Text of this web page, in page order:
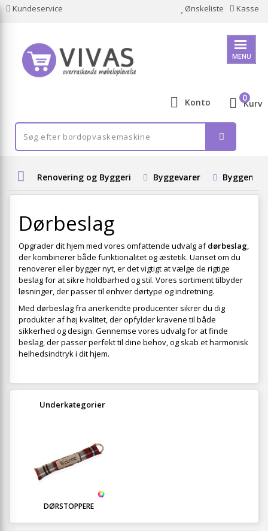
Kundeservice Ønskeliste Kasse
MENU
Konto Kurv
0
Renovering og Byggeri Byggevarer
Dørbeslag
Opgrader dit hjem med vores omfattende udvalg afdørbeslag,
der kombinerer både funktionalitet og æstetik. Uanset om du
renoverer eller bygger nyt, er det vigtigt at vælge de rigtige
beslag for at sikre holdbarhed og stil. Vores sortiment tilbyder
løsninger, der passer til enhver dørtype og indretning.
Med dørbeslag fra anerkendte producenter sikrer du dig
produkter af høj kvalitet, der opfylder kravene til både
sikkerhed og design. Gennemse vores udvalg for at finde
beslag, der passer perfekt til dine behov, og skab et harmonisk
helhedsindtryk i dit hjem.
Underkategorier
DØRSTOPPERE